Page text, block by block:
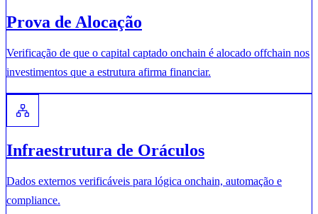
Prova de Alocação
Verificação de que o capital captado onchain é alocado offchain nos
investimentos que a estrutura afirma financiar.
Infraestrutura de Oráculos
Dados externos verificáveis para lógica onchain, automação e
compliance.